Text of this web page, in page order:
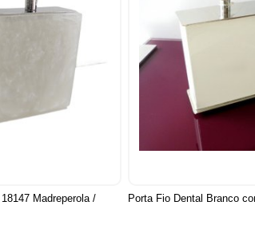
Madreperola /
Porta Fio Dental Branco